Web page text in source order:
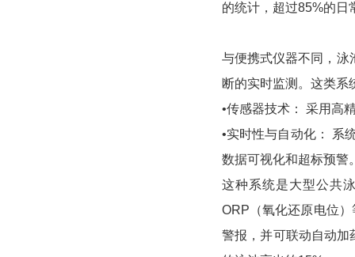
的统计，超过85%的日
与便携式仪器不同，泳
断的实时监测。这类系
•传感器技术： 采用高
•实时性与自动化： 系
数据可视化和超标预警
这种系统是大型公共
ORP（氧化还原电位
警报，并可联动自动加